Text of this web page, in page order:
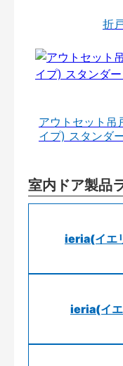
折
アウトセット吊
イプ) スタンダ
室内ドア製品
ieria(イエ
ieria(イエ